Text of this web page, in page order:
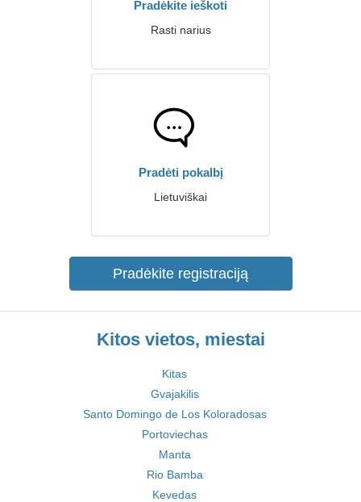
Pradėkite ieškoti
Rasti narius
Pradėti pokalbį
Lietuviškai
Pradėkite registraciją
Kitos vietos, miestai
Kitas
Gvajakilis
Santo Domingo de Los Koloradosas
Portoviechas
Manta
Rio Bamba
Kevedas